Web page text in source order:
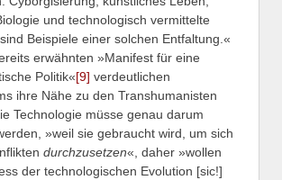
und technologisch vermittelte
Beispiele einer solchen Entfaltung.«
erwähnten »Manifest für eine
Politik«[9] verdeutlichen
ihre Nähe zu den Transhumanisten
Technologie müsse genau darum
»weil sie gebraucht wird, um sich
durchzusetzen«, daher »wollen
der technologischen Evolution [sic!]